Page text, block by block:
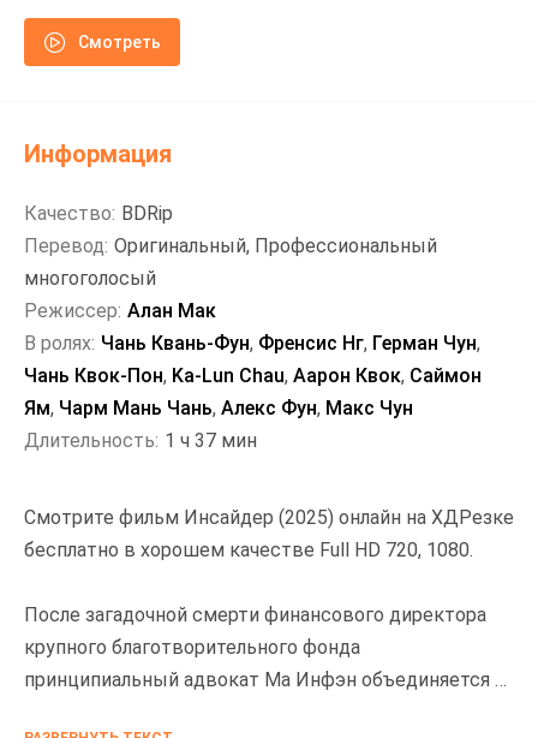
Смотреть
Смотрите фильм Инсайдер (2025) онлайн на ХДРезке
бесплатно в хорошем качестве Full HD 720, 1080.
После загадочной смерти финансового директора
крупного благотворительного фонда
принципиальный адвокат Ма Инфэн объединяется с
Информация
Качество: BDRip
Перевод: Оригинальный, Профессиональный
многоголосый
Режиссер: Алан Мак
В ролях: Чань Квань-Фун, Френсис Нг, Герман Чун,
Чань Квок-Пон, Ka-Lun Chau, Аарон Квок, Саймон
Ям, Чарм Мань Чань, Алекс Фун, Макс Чун
Длительность: 1 ч 37 мин